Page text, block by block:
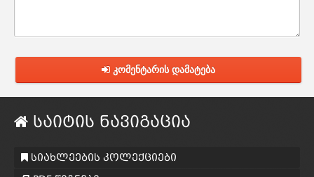
კომენტარის დამატება
საიტის ნავიგაცია
სიახლეების კოლექციები